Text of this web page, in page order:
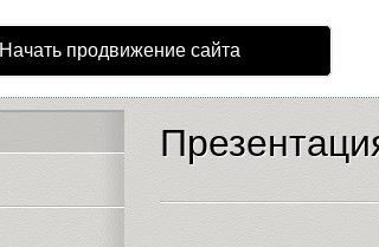
Начать продвижение сайта